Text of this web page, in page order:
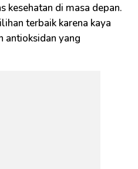
kesehatan di masa depan.
terbaik karena kaya
antioksidan yang